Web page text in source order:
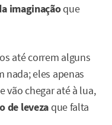
imaginaçãoque
até correm alguns
nada; eles apenas
vão chegar até à lua,
de levezaque falta